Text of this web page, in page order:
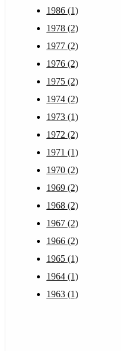
1986 (1)
1978 (2)
1977 (2)
1976 (2)
1975 (2)
1974 (2)
1973 (1)
1972 (2)
1971 (1)
1970 (2)
1969 (2)
1968 (2)
1967 (2)
1966 (2)
1965 (1)
1964 (1)
1963 (1)